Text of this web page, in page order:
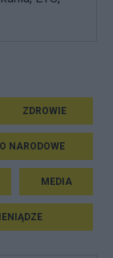
ZDROWIE
NARODOWE
MEDIA